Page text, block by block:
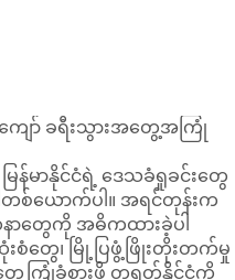
ေပေးချေလို့ရတယ်။ ပိုက်ဆံအိတ်
လိုတဲ့ ဒီအဆင်ပြေမှုကို မြန်မာ
ေးရွာမှာဆို လျှပ်စစ်မီးမ
းစနစ်လည်းမဖွံ့ဖြိုးသေးတဲ့
ယ်ရတာ အမြဲပင်ပန်းရတယ်။
ာ်လုပ်ဖက်တွေက “မောရှိ”
တို့ရဲ့မြန်မာစာအသံထွက်က
မှန်ဖြင့်ကြိုဆိုတဲ့အတွက်
နက်စာအတူတူစားကြပြီး သူ
ယူလာရင် ကျွန်တော်က မြန်
ားကြတယ်။ တစ်ခါတလေ သူ
ျော် ခရီးသွားအတွေ့အကြုံ
မြန်မာနိုင်ငံရဲ့ ဒေသခံရှုခင်းတွေ
တစ်ယောက်ပါ။ အရင်တုန်းက
ာတွေကို အဓိကထားခဲ့ပါ
တွေ၊ မြို့ပြဖွံ့ဖြိုးတိုးတက်မှု
ကြုံခံစားဖို့ တရုတ်နိုင်ငံကို